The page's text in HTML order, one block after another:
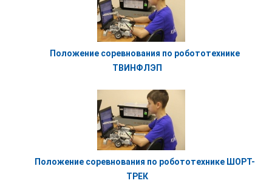
Положение соревнования по робототехнике
ТВИНФЛЭП
Положение соревнования по робототехнике ШОРТ-
ТРЕК